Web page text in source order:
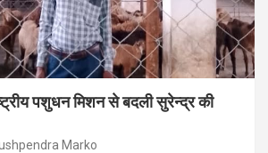
पशुधन मिशन से बदली सुरेन्द्र की
Marko